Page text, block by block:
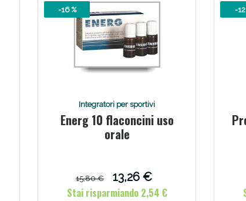
-16 %
Integratori per sportivi
Energ 10 flaconcini uso
orale
15,80 €
13,26 €
Stai risparmiando 2,54 €
-12
Benessere Intestinale: Sconto